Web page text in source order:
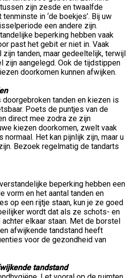
zijn zesde en twaalfde
in ‘de boekjes’. Bij uw
een andere zijn.
beperking hebben vaak
past het gebit er niet in. Vaak
tanden, maar gedeeltelijk, terwijl
zijn aangelegd. Ook de tijdstippen
doorkomen kunnen afwijken.
doorgebroken tanden en kiezen is
Poets de puntjes van de
direct mee zodra ze zijn
kiezen doorkomen, zwelt vaak
normaal. Het kan pijnlijk zijn, maar u
Bezoek regelmatig de tandarts
beperking hebben een
vorm en het aantal tanden en
op een rijtje staan, kun je ze goed
wordt dat als ze schots- en
elkaar staan. Met de borstel
afwijkende tandstand heeft
voor de gezondheid van
tandstand